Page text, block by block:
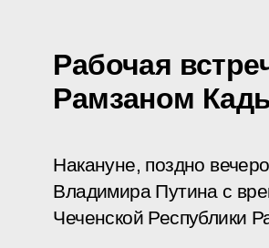
Рабочая
Рамзаном
Накануне, поздно
Владимира Путина с
Чеченской Республики